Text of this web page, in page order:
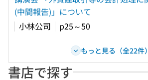
(中間報告)」について
小林公司
p25～50
もっと見る（全22件）
書店で探す